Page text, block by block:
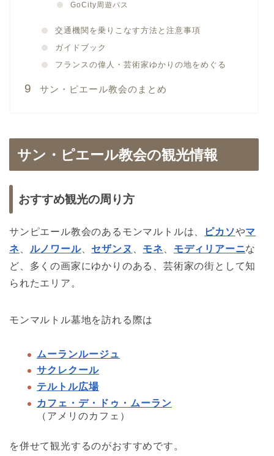
GoCity周遊パス
交通機関を乗りこなす方法と注意事項
ガイドブック
フランスの偉人・芸術家ゆかりの地をめぐる
サン・ピエール教会のまとめ
サン・ピエール教会の観光情報
おすすめ観光の周り方
サンピエール教会のあるモンマルトルは、 ピカソやマ
ネ
ルノワール、 セザンヌ モネ モディリアーニな
ど、多くの画家にゆかりのある、芸術家の街として知
られたエリア。
モンマルトル墓地を訪れる際は
ムーランルージュ
サクレクール
テルトル広場
カフェ・デ・ドゥ・ムーラン
（アメリのカフェ）
を併せて観光するのがおすすめです。